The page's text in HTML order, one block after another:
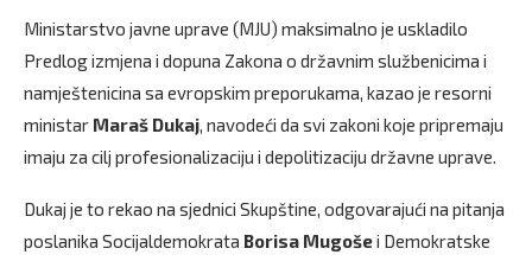
Ministarstvo javne uprave (MJU) maksimalno je uskladilo
Predlog izmjena i dopuna Zakona o državnim službenicima i
namještenicina sa evropskim preporukama, kazao je resorni
ministar Maraš Dukaj, navodeći da svi zakoni koje pripremaju
imaju za cilj profesionalizaciju i depolitizaciju državne uprave.
Dukaj je to rekao na sjednici Skupštine, odgovarajući na pitanja
poslanika Socijaldemokrata Borisa Mugošei Demokratske